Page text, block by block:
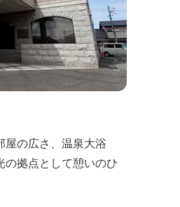
屋の広さ、温泉大浴
の拠点として憩いのひ